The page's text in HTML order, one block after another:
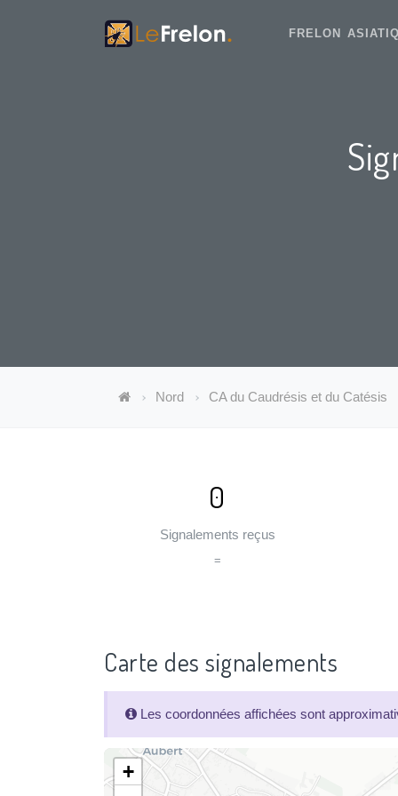
FRELON
Nord CA du Caudrésis et du Catésis
0
Signalements reçus
=
Carte des signalements
Les coordonnées affichées sont
+